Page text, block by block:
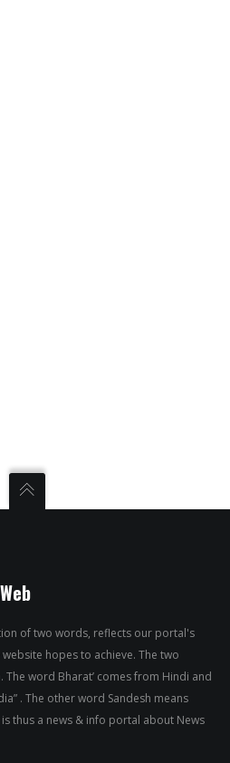
of two words, reflects our portal's
hopes to achieve. The two
word Bharat’ comes from Hindi and
. The other word Sandesh means
thus a news & info portal about News